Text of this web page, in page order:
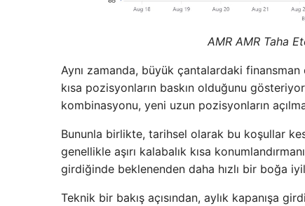
AMR AMR Taha
Aynı zamanda, büyük çantalardaki
kısa pozisyonların baskın olduğunu
kombinasyonu, yeni uzun pozisyonların
Bununla birlikte, tarihsel olarak bu koşullar
genellikle aşırı kalabalık kısa
girdiğinde beklenenden daha hızlı bir boğa
Teknik bir bakış açısından, aylık kapanışa